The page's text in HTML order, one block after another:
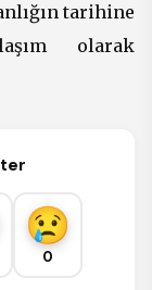
tarihine
olarak
0